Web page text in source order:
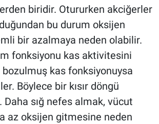
biridir. Otururken akciğerler
bu durum oksijen
bir azalmaya neden olabilir.
fonksiyonu kas aktivitesini
kas fonksiyonuysa
Böylece bir kısır döngü
sığ nefes almak, vücut
az oksijen gitmesine neden